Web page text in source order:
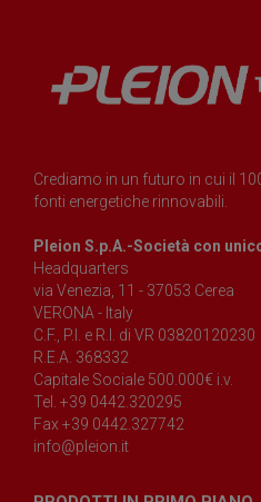
Crediamo in un futuro in cui il
fonti energetiche rinnovabili.
Pleion S.p.A.-Società con
Headquarters
via Venezia, 11 - 37053 Cerea
VERONA - Italy
C.F., P.I. e R.I. di VR 03820120230
R.E.A. 368332
Capitale Sociale 500.000€ i.v.
Tel. +39 0442.320295
Fax +39 0442.327742
info@pleion.it